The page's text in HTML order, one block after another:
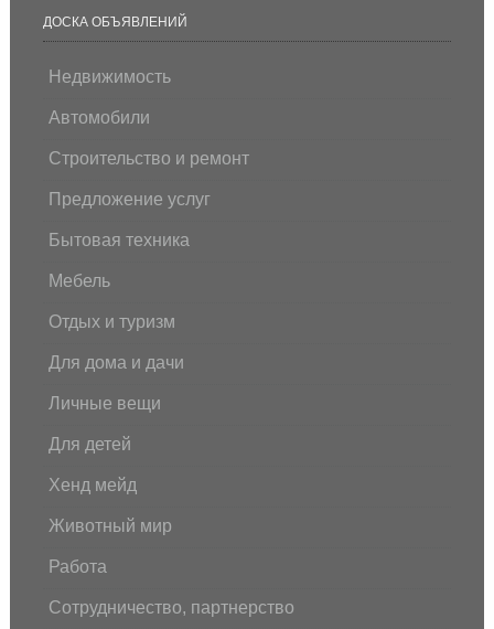
ДОСКА ОБЪЯВЛЕНИЙ
Недвижимость
Автомобили
Строительство и ремонт
Предложение услуг
Бытовая техника
Мебель
Отдых и туризм
Для дома и дачи
Личные вещи
Для детей
Хенд мейд
Животный мир
Работа
Сотрудничество, партнерство